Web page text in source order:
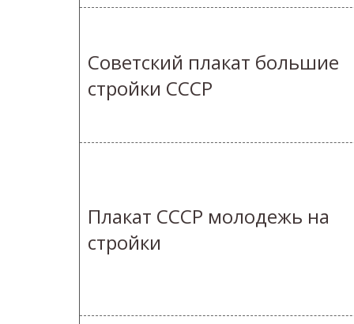
Советский плакат большие
стройки СССР
Плакат СССР молодежь на
стройки